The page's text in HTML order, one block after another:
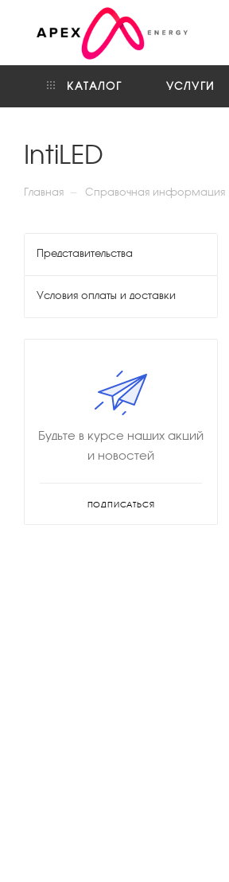
КАТАЛОГ УСЛУГИ
IntiLED
Главная — Справочная информация
Представительства
Условия оплаты и доставки
Будьте в курсе наших акций
и новостей
ПОДПИСАТЬСЯ